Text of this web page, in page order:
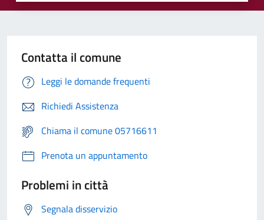
Contatta il comune
Leggi le domande frequenti
Richiedi Assistenza
Chiama il comune 05716611
Prenota un appuntamento
Problemi in città
Segnala disservizio